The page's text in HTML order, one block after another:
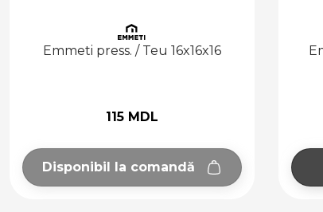
Emmeti press. / Teu 16x20x16
Adaugă în coș